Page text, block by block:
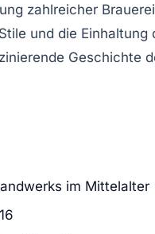
zahlreicher
und die Einhaltung
Geschichte
im Mittelalter